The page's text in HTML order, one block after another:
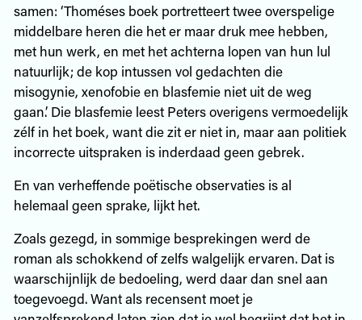
samen: ‘Thoméses boek portretteert twee overspelige
middelbare heren die het er maar druk mee hebben,
met hun werk, en met het achterna lopen van hun lul
natuurlijk; de kop intussen vol gedachten die
misogynie, xenofobie en blasfemie niet uit de weg
gaan.’ Die blasfemie leest Peters overigens vermoedelijk
zélf in het boek, want die zit er niet in, maar aan politiek
incorrecte uitspraken is inderdaad geen gebrek.
En van verheffende poëtische observaties is al
helemaal geen sprake, lijkt het.
Zoals gezegd, in sommige besprekingen werd de
roman als schokkend of zelfs walgelijk ervaren. Dat is
waarschijnlijk de bedoeling, werd daar dan snel aan
toegevoegd. Want als recensent moet je